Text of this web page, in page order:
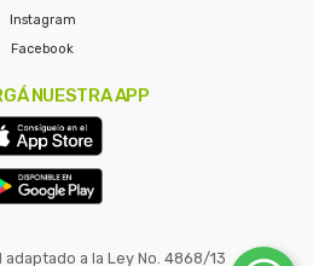
Instagram
Facebook
NUESTRA APP
a la Ley No. 4868/13